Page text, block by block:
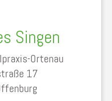
Singen
Ortenau
17